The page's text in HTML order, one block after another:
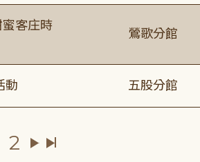
蜜客庄時
鶯歌分館
動 五股分館
2